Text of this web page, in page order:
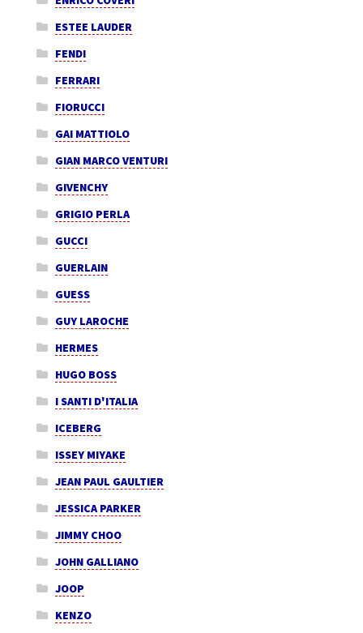
ESTEE LAUDER
FENDI
FERRARI
FIORUCCI
GAI MATTIOLO
GIAN MARCO VENTURI
GIVENCHY
GRIGIO PERLA
GUCCI
GUERLAIN
GUESS
GUY LAROCHE
HERMES
HUGO BOSS
I SANTI D'ITALIA
ICEBERG
ISSEY MIYAKE
JEAN PAUL GAULTIER
JESSICA PARKER
JIMMY CHOO
JOHN GALLIANO
JOOP
KENZO